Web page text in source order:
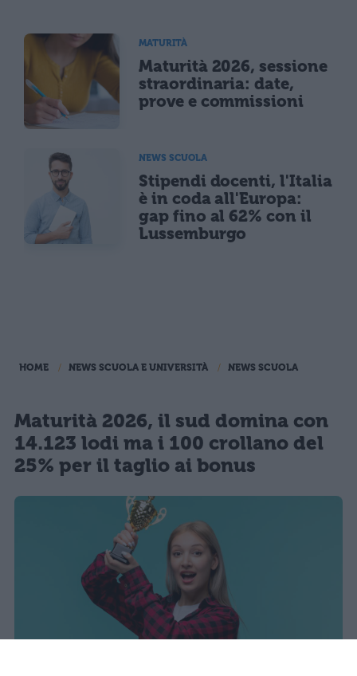
MATURITÀ
Maturità 2026, sessione
straordinaria: date,
prove e commissioni
NEWS SCUOLA
Stipendi docenti, l'Italia
è in coda all'Europa:
gap fino al 62% con il
Lussemburgo
HOME NEWS SCUOLA E UNIVERSITÀ NEWS SCUOLA
Maturità 2026, il sud domina con
14.123 lodi ma i 100 crollano del
25% per il taglio ai bonus